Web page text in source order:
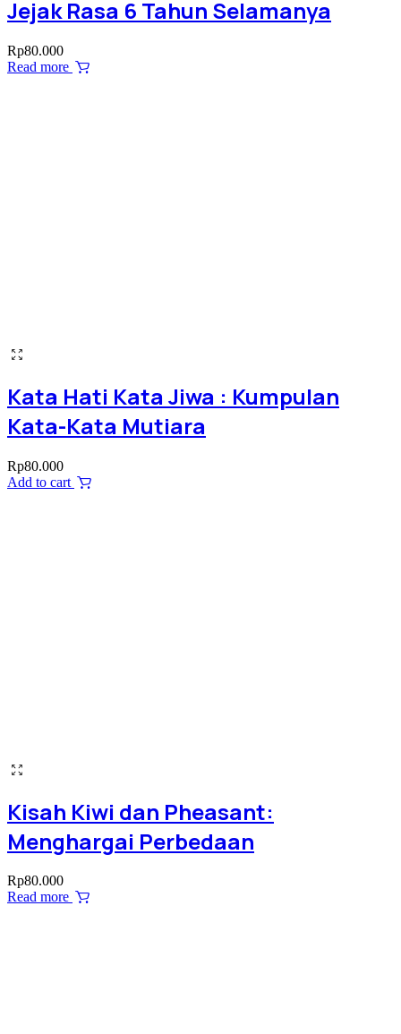
Jejak Rasa 6 Tahun Selamanya
Rp80.000
Read more
Kata Hati Kata Jiwa : Kumpulan
Kata-Kata Mutiara
Rp80.000
Add to cart
Kisah Kiwi dan Pheasant:
Menghargai Perbedaan
Rp80.000
Read more